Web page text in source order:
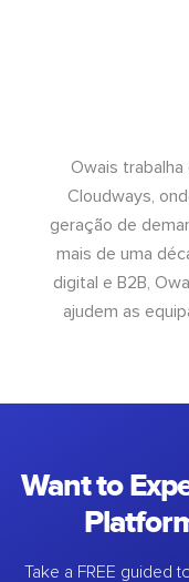
Owais
Cloudways,
geração de
mais de uma
digital e B2B,
ajudem as
Want to
Take a FREE guided